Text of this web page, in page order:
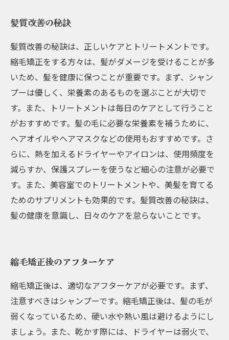
髪質改善の秘訣
髪質改善の秘訣は、正しいケアとトリートメントです。
縮毛矯正をする方々は、髪がダメージを受けることが多
いため、髪を健康に保つことが重要です。まず、シャン
プーは優しく、栄養素のあるものを選ぶことが大切で
す。また、トリートメントは毎日のケアとして行うこと
がおすすめです。髪の毛に必要な栄養素を補うために、
ヘアオイルやヘアマスクなどの使用もおすすめです。さ
らに、熱を加えるドライヤーやアイロンは、使用頻度を
減らすか、保護スプレーを使うなど細心の注意が必要で
す。また、美容室でのトリートメントや、美髪を育てる
ためのサプリメントも効果的です。髪質改善の秘訣は、
髪の健康を意識し、日々のケアを怠らないことです。
縮毛矯正後のアフターケア
縮毛矯正後は、適切なアフターケアが必要です。まず、
注意すべきはシャンプーです。縮毛矯正後は、髪の毛が
弱くなっているため、硬い水や熱い風は避けるようにし
ましょう。また、乾かす際には、ドライヤーは弱火で、